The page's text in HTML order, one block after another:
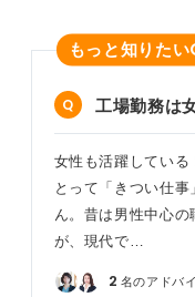
就き、給料が上がっ
てしまうのは、非
でも興味があるの
度短期のアルバイ
ることを強くお勧め
自身の肌で現場の空
たにとって「つらい
事なのかを知る、何
もっと知りたい
工場勤務は
女性も活躍してい
とって「きつい仕
ん。昔は男性中心
が、現代で…
2 名のアドバ